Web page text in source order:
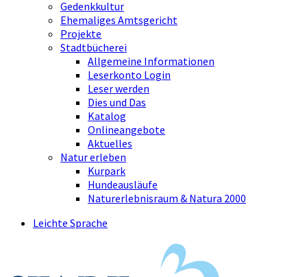
Gedenkkultur
Ehemaliges Amtsgericht
Projekte
Stadtbücherei
Allgemeine Informationen
Leserkonto Login
Leser werden
Dies und Das
Katalog
Onlineangebote
Aktuelles
Natur erleben
Kurpark
Hundeausläufe
Naturerlebnisraum & Natura 2000
Leichte Sprache